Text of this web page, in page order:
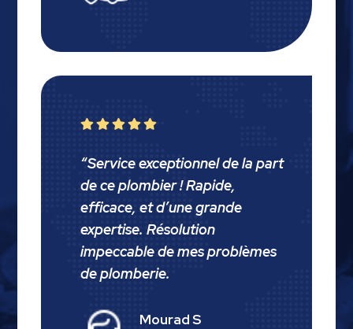
    
“Service exceptionnel de la part
de ce plombier ! Rapide,
efficace, et d’une grande
expertise. Résolution
impeccable de mes problèmes
de plomberie.
Mourad S